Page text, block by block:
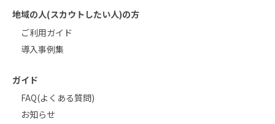
地域の人(スカウトしたい人)の方
ご利用ガイド
導入事例集
ガイド
FAQ(よくある質問)
お知らせ